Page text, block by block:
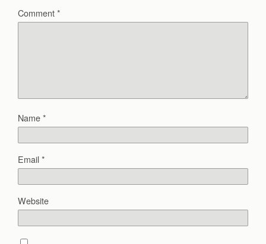
Comment*
Name*
Email*
Website